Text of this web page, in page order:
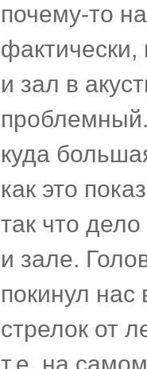
почему-то
и зал в
куда
как это
так что
и зале.
покинул нас
стрелок от